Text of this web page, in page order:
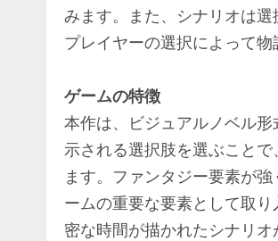
みます。また、シナリオは
プレイヤーの選択によって物
ゲームの特徴
本作は、ビジュアルノベル
示される選択肢を選ぶこと
ます。ファンタジー要素が
ームの重要な要素として取
密な時間が描かれたシナリオ